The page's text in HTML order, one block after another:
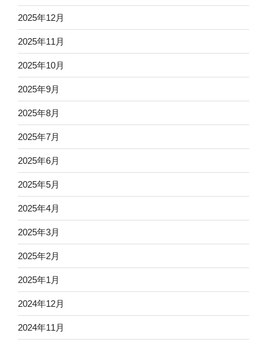
2025年12月
2025年11月
2025年10月
2025年9月
2025年8月
2025年7月
2025年6月
2025年5月
2025年4月
2025年3月
2025年2月
2025年1月
2024年12月
2024年11月